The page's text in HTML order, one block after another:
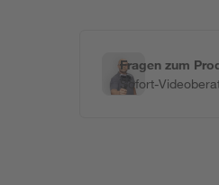
Fragen zum
Sofort-